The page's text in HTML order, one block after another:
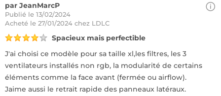
par JeanMarcP
Publié le 13/02/2024
Acheté le 27/01/2024 chez LDLC
Spacieux mais perfectible
J'ai choisi ce modèle pour sa taille xl,les filtres, les 3
ventilateurs installés non rgb, la modularité de certains
éléments comme la face avant (fermée ou airflow).
Jaime aussi le retrait rapide des panneaux latéraux.